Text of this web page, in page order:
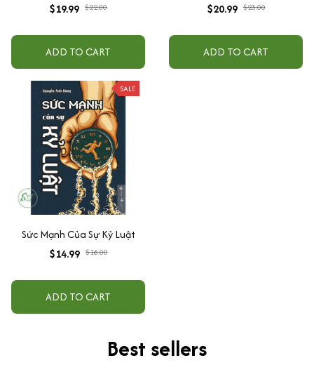
$19.99 $22.00
ADD TO CART
$20.99 $23.00
ADD TO CART
SALE
Sức Mạnh Của Sự Kỷ Luật
$14.99 $18.00
ADD TO CART
Best sellers